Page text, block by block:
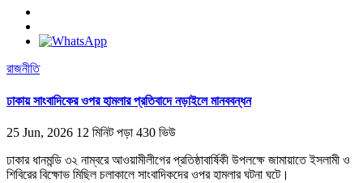
রাজনীতি
ঢাকায় সাংবাদিকের ওপর হামলার প্রতিবাদে নড়াইলে মানববন্ধন
25 Jun, 2026 12 মিনিট পড়া 430 ভিউ
ঢাকার ধানমন্ডি ৩২ নাম্বরে আওয়ামীলীগের প্রতিষ্ঠাবার্ষিকী উপলক্ষে জামায়াতে ইসলামী ও
শিবিরের বিক্ষোভ মিছিল চলাকালে সাংবাদিকদের ওপর হামলার ঘটনা ঘটে।